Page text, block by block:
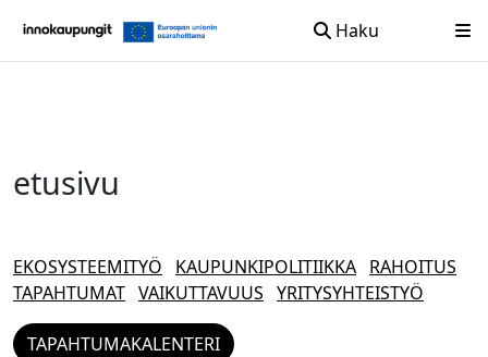
Haku
etusivu
EKOSYSTEEMITYÖ KAUPUNKIPOLITIIKKA RAHOITUS
TAPAHTUMAT VAIKUTTAVUUS YRITYSYHTEISTYÖ
TAPAHTUMAKALENTERI